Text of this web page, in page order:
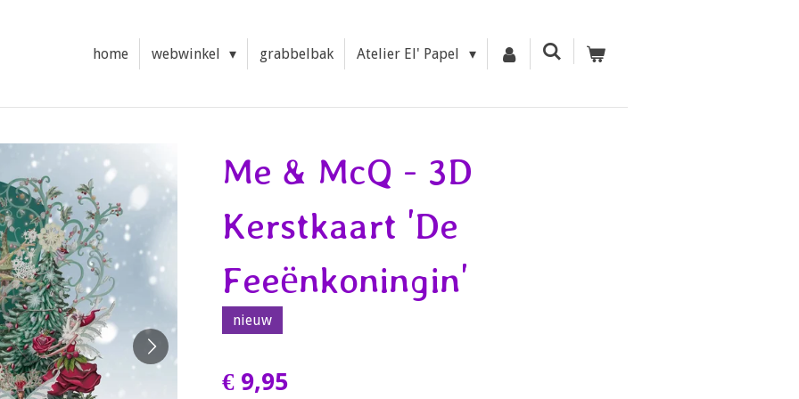
home webwinkel grabbelbak Atelier El' Papel
Me & McQ - 3D
Kerstkaart 'De
Feeënkoningin'
nieuw
€ 9,95